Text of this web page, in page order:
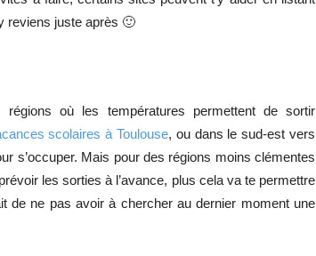
reviens juste après 🙂
où les températures permettent de sortir
scolaires à Toulouse, ou dans le sud-est vers
s’occuper. Mais pour des régions moins clémentes
les sorties à l’avance, plus cela va te permettre
de ne pas avoir à chercher au dernier moment une